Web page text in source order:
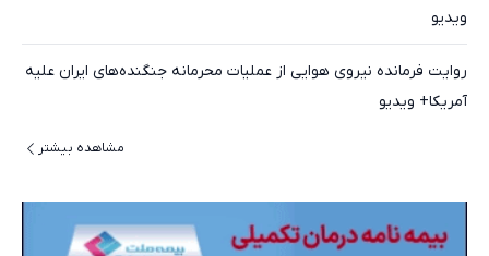
ویدیو
روایت فرمانده نیروی هوایی از عملیات محرمانه جنگنده‌های ایران علیه
آمریکا+ ویدیو
مشاهده بیشتر